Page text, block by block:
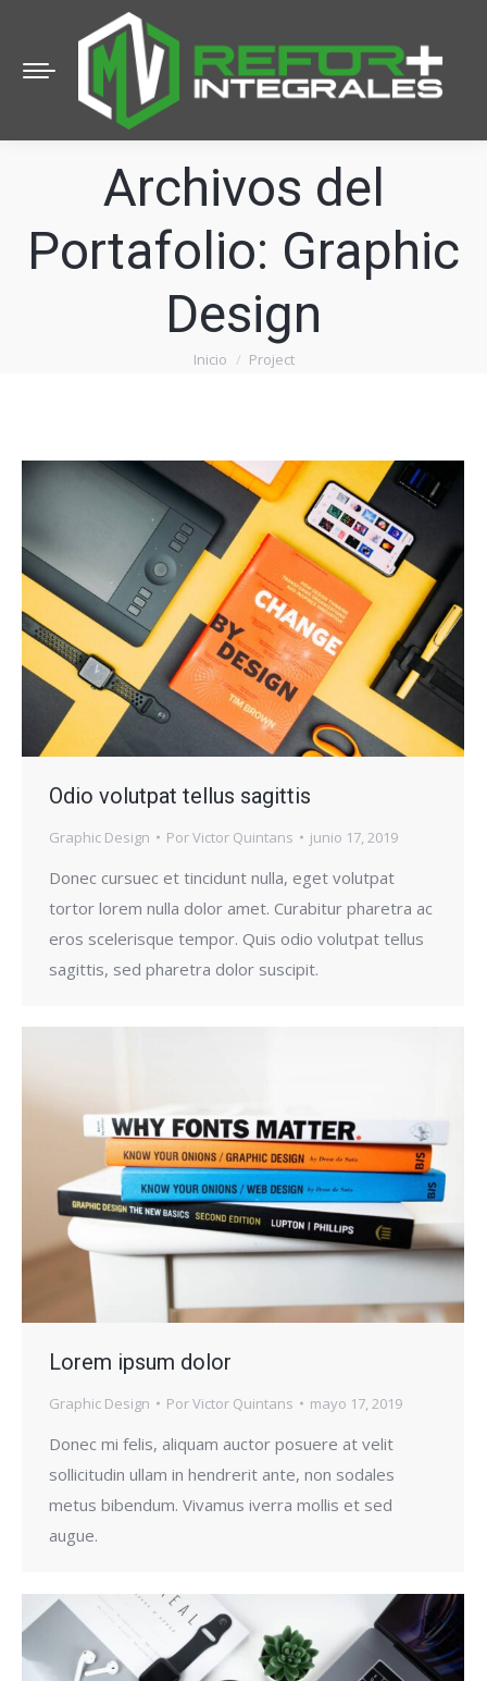
Archivos del
Portafolio: Graphic
Design
Estás aquí:
Inicio Project
Odio volutpat tellus sagittis
Graphic Design PorVictor Quintans junio 17, 2019
Donec cursuec et tincidunt nulla, eget volutpat
tortor lorem nulla dolor amet. Curabitur pharetra ac
eros scelerisque tempor. Quis odio volutpat tellus
sagittis, sed pharetra dolor suscipit.
Lorem ipsum dolor
Graphic Design PorVictor Quintans mayo 17, 2019
Donec mi felis, aliquam auctor posuere at velit
sollicitudin ullam in hendrerit ante, non sodales
metus bibendum. Vivamus iverra mollis et sed
augue.